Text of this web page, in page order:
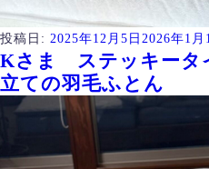
投稿日: 2025年12月5日 2026年1月
Kさま ステッキータ
立ての羽毛ふとん